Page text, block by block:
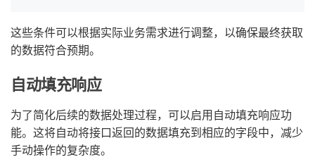
这些条件可以根据实际业务需求进行调整，以确保最终获取
的数据符合预期。
自动填充响应
为了简化后续的数据处理过程，可以启用自动填充响应功
能。这将自动将接口返回的数据填充到相应的字段中，减少
手动操作的复杂度。